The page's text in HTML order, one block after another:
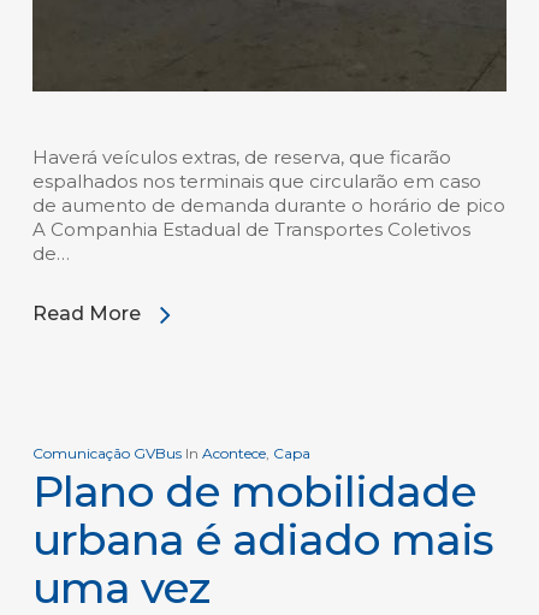
Haverá veículos extras, de reserva, que ficarão
espalhados nos terminais que circularão em caso
de aumento de demanda durante o horário de pico
A Companhia Estadual de Transportes Coletivos
de…
Read More
Comunicação GVBus In Acontece, Capa
Plano de mobilidade
urbana é adiado mais
uma vez